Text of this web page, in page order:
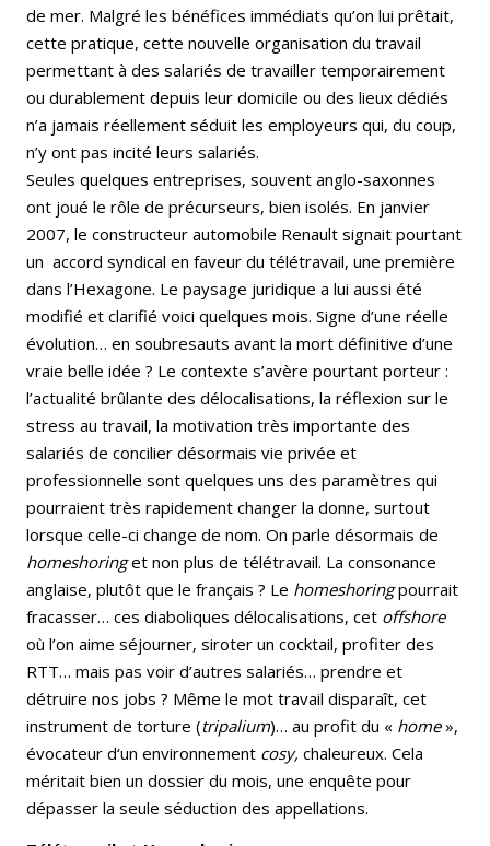
de mer. Malgré les bénéfices immédiats qu’on lui prêtait,
cette pratique, cette nouvelle organisation du travail
permettant à des salariés de travailler temporairement
ou durablement depuis leur domicile ou des lieux dédiés
n’a jamais réellement séduit les employeurs qui, du coup,
n’y ont pas incité leurs salariés.
Seules quelques entreprises, souvent anglo-saxonnes
ont joué le rôle de précurseurs, bien isolés. En janvier
2007, le constructeur automobile Renault signait pourtant
un accord syndical en faveur du télétravail, une première
dans l’Hexagone. Le paysage juridique a lui aussi été
modifié et clarifié voici quelques mois. Signe d’une réelle
évolution… en soubresauts avant la mort définitive d’une
vraie belle idée ? Le contexte s’avère pourtant porteur :
l’actualité brûlante des délocalisations, la réflexion sur le
stress au travail, la motivation très importante des
salariés de concilier désormais vie privée et
professionnelle sont quelques uns des paramètres qui
pourraient très rapidement changer la donne, surtout
lorsque celle-ci change de nom. On parle désormais de
homeshoringet non plus de télétravail. La consonance
anglaise, plutôt que le français ? Le homeshoringpourrait
fracasser… ces diaboliques délocalisations, cet offshore
où l’on aime séjourner, siroter un cocktail, profiter des
RTT… mais pas voir d’autres salariés… prendre et
détruire nos jobs ? Même le mot travail disparaît, cet
instrument de torture (tripalium)… au profit du « home»,
évocateur d‘un environnement cosy, chaleureux. Cela
méritait bien un dossier du mois, une enquête pour
dépasser la seule séduction des appellations.